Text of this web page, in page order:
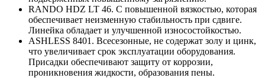
RANDO HDZ LT 46. С повышенной вязкостью, которая
обеспечивает неизменную стабильность при сдвиге.
Линейка обладает и улучшенной износостойкостью.
ASHLESS 8401. Всесезонные, не содержат золу и цинк,
что увеличивает срок эксплуатации оборудования.
Присадки обеспечивают защиту от коррозии,
проникновения жидкости, образования пены.